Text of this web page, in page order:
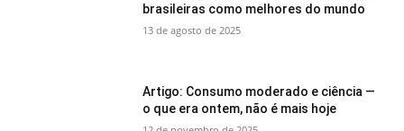
brasileiras como melhores do mundo
13 de agosto de 2025
Artigo: Consumo moderado e ciência —
o que era ontem, não é mais hoje